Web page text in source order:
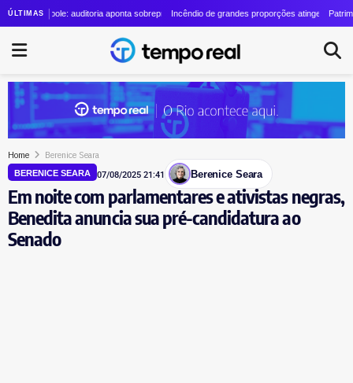
ÚLTIMAS
cresce quase 24 vezes em quatro anos
auditoria aponta sobrepreço de R$ 20 milhões em contrato de R$ 56 milhões
Incêndio de grandes proporções atinge o Parque Estadual
Patrimônio de
Home Berenice Seara
BERENICE SEARA 07/08/2025 21:41 Berenice Seara
Em noite com parlamentares e ativistas negras,
Benedita anuncia sua pré-candidatura ao
Senado